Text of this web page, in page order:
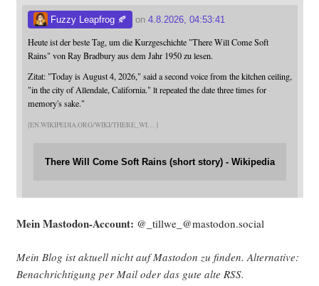
Fuzzy Leapfrog 🍂 on 4.8.2026, 04:53:41
Heute ist der beste Tag, um die Kurzgeschichte "There Will Come Soft
Rains" von Ray Bradbury aus dem Jahr 1950 zu lesen.
Zitat: "Today is August 4, 2026," said a second voice from the kitchen ceiling,
"in the city of Allendale, California." lt repeated the date three times for
memory's sake."
EN.WIKIPEDIA.ORG/WIKI/THERE_WI
There Will Come Soft Rains (short story) - Wikipedia
Mein Mast­o­don-Account: @_tillwe_@mastodon.social
Mein Blog ist aktu­ell nicht auf Mast­o­don zu fin­den. Alter­na­ti­ve:
Benach­rich­ti­gung per Mail oder das gute alte RSS.